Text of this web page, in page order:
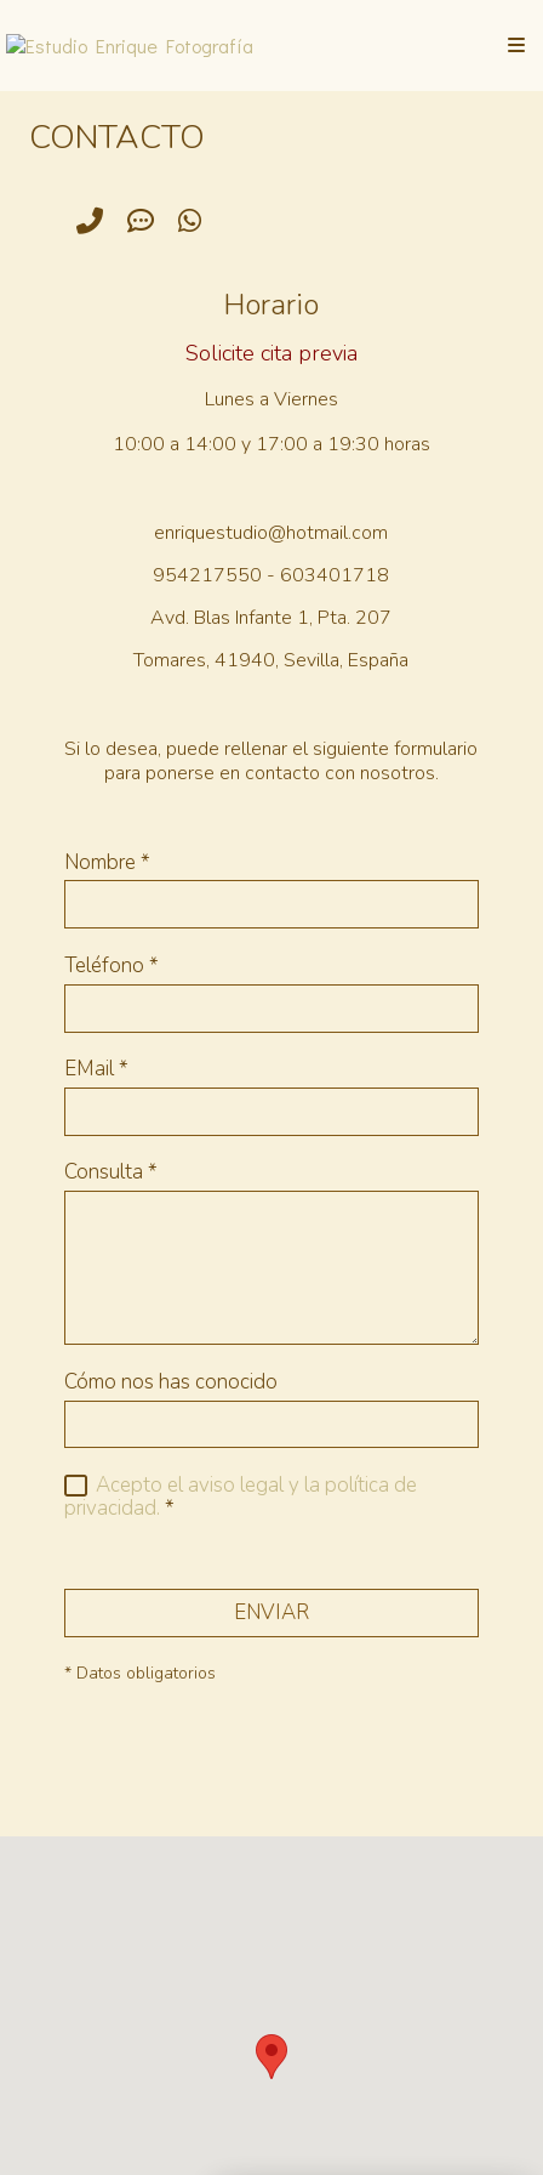
CONTACTO
Horario
Solicite cita previa
Lunes a Viernes
10:00 a 14:00 y 17:00 a 19:30 horas
enriquestudio@hotmail.com
954217550 - 603401718
Avd. Blas Infante 1, Pta. 207
Tomares, 41940, Sevilla, España
Si lo desea, puede rellenar el siguiente formulario
para ponerse en contacto con nosotros.
Nombre *
Teléfono *
EMail*
Consulta *
Cómo nos has conocido
Acepto el aviso legal y la política de
privacidad. *
ENVIAR
* Datos obligatorios